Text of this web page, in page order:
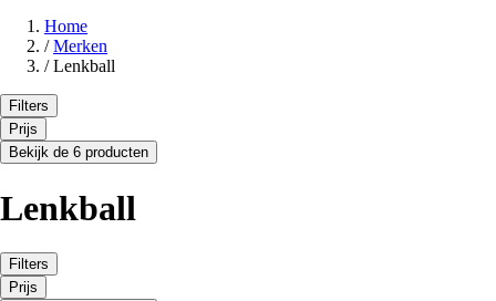
Home
/ Merken
/ Lenkball
Filters
Prijs
Bekijk de 6 producten
Lenkball
Filters
Prijs